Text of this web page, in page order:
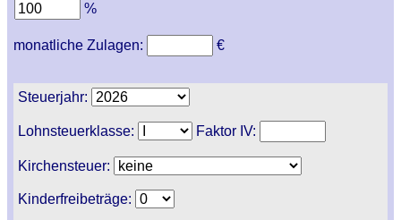
%
monatliche Zulagen: €
Steuerjahr:
Lohnsteuerklasse: Faktor IV:
Kirchensteuer:
Kinderfreibeträge: